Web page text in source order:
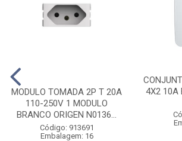
MODULO TOMADA 2P T 20A
110-250V 1 MODULO
BRANCO ORIGEN N0136...
Código: 913691
Embalagem: 16
4X2 10A